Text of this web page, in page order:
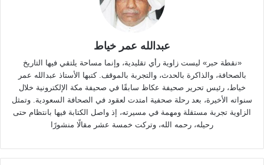
عبدالله عمر خياط
«نقطة حبر» ليست زاوية رأي تقليدية، وإنما مساحة يلتقي فيها التاريخ
بالصحافة، والذاكرة بالحدث، والتجربة بالموقف. كتبها الأستاذ عبدالله عمر
خياط، رئيس تحرير صحيفة عكاظ سابقًا في صحيفة مكة الإلكترونية خلال
سنواته الأخيرة، بعد رحلة صحفية امتدت لعقود في الصحافة السعودية. وتمثل
الزاوية تجربة مستقلة ومهمة في مسيرته، إذ واصل الكتابة فيها بانتظام حتى
رحيله، رحمه الله، وتركت خمسة عشر مقالًا منشورًا